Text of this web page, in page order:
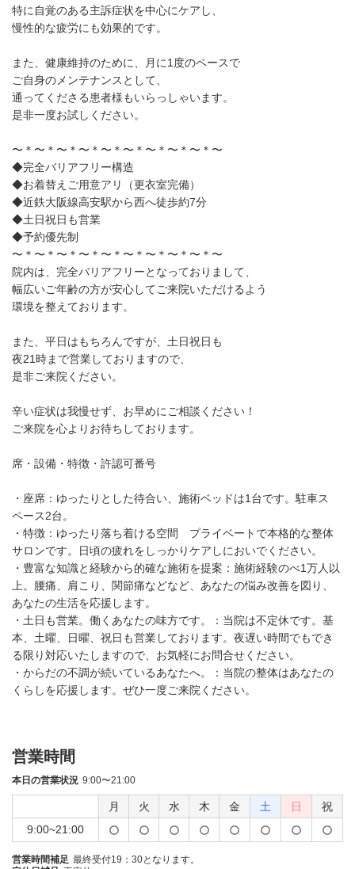
特に自覚のある主訴症状を中心にケアし、
慢性的な疲労にも効果的です。
また、健康維持のために、月に1度のペースで
ご自身のメンテナンスとして、
通ってくださる患者様もいらっしゃいます。
是非一度お試しください。
〜＊〜＊〜＊〜＊〜＊〜＊〜＊〜＊〜＊〜
◆完全バリアフリー構造
◆お着替えご用意アリ（更衣室完備）
◆近鉄大阪線高安駅から西へ徒歩約7分
◆土日祝日も営業
◆予約優先制
〜＊〜＊〜＊〜＊〜＊〜＊〜＊〜＊〜＊〜
院内は、完全バリアフリーとなっておりまして、
幅広いご年齢の方が安心してご来院いただけるよう
環境を整えております。
また、平日はもちろんですが、土日祝日も
夜21時まで営業しておりますので、
是非ご来院ください。
辛い症状は我慢せず、お早めにご相談ください！
ご来院を心よりお待ちしております。
席・設備・特徴・許認可番号
・座席：ゆったりとした待合い、施術ベッドは1台です。駐車ス
ペース2台。
・特徴：ゆったり落ち着ける空間 プライベートで本格的な整体
サロンです。日頃の疲れをしっかりケアしにおいでください。
・豊富な知識と経験から的確な施術を提案：施術経験のべ1万人以
上。腰痛、肩こり、関節痛などなど、あなたの悩み改善を図り、
あなたの生活を応援します。
・土日も営業。働くあなたの味方です。：当院は不定休です。基
本、土曜、日曜、祝日も営業しております。夜遅い時間でもでき
る限り対応いたしますので、お気軽にお問合せください。
・からだの不調が続いているあなたへ。：当院の整体はあなたの
くらしを応援します。ぜひ一度ご来院ください。
営業時間
本日の営業状況 9:00〜21:00
月 火 水 木 金 土 日
祝
9:00~21:00
営業時間補足 最終受付19：30となります。